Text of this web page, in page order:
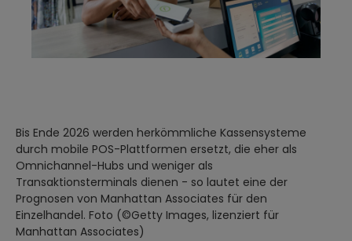
Bis Ende 2026 werden herkömmliche Kassensysteme
durch mobile POS-Plattformen ersetzt, die eher als
Omnichannel-Hubs und weniger als
Transaktionsterminals dienen - so lautet eine der
Prognosen von Manhattan Associates für den
Einzelhandel. Foto (©Getty Images, lizenziert für
Manhattan Associates)